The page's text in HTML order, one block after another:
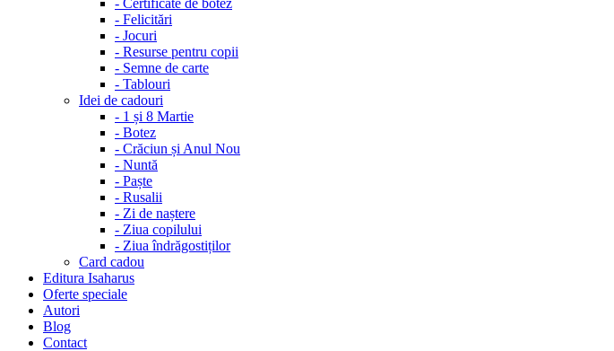
- Certificate de botez
- Felicitări
- Jocuri
- Resurse pentru copii
- Semne de carte
- Tablouri
Idei de cadouri
- 1 și 8 Martie
- Botez
- Crăciun și Anul Nou
- Nuntă
- Paște
- Rusalii
- Zi de naștere
- Ziua copilului
- Ziua îndrăgostiților
Card cadou
Editura Isaharus
Oferte speciale
Autori
Blog
Contact